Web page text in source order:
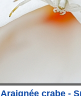
Araignée crabe -